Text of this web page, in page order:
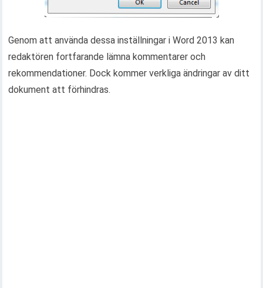
Genom att använda dessa inställningar i Word 2013 kan
redaktören fortfarande lämna kommentarer och
rekommendationer. Dock kommer verkliga ändringar av ditt
dokument att förhindras.